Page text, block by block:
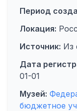
Период
Локация:
Источник: Из
Дата
01-01
Музей:
бюджетное